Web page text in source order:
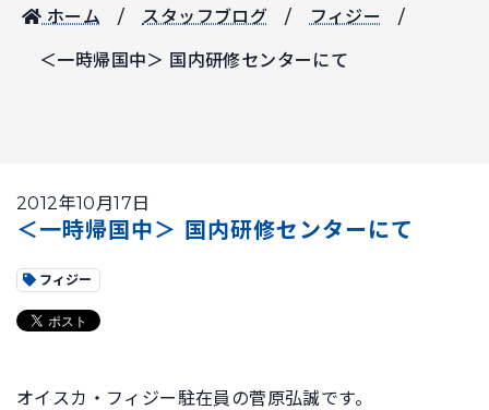
ホーム スタッフブログ フィジー
＜一時帰国中＞ 国内研修センターにて
2012年10月17日
＜一時帰国中＞ 国内研修センターにて
フィジー
オイスカ・フィジー駐在員の菅原弘誠です。